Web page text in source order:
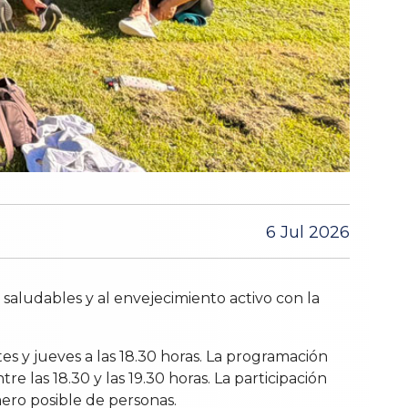
6 Jul 2026
y al envejecimiento activo con la
y jueves a las 18.30 horas. La programación
las 18.30 y las 19.30 horas. La participación
posible de personas.